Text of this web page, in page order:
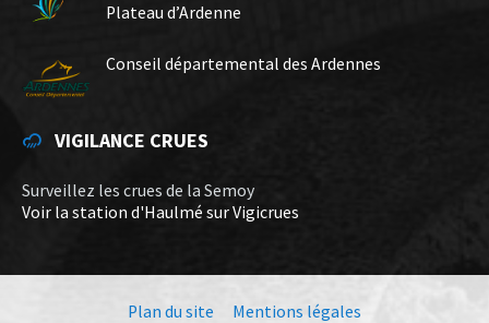
Plateau d’Ardenne
Conseil départemental des Ardennes
VIGILANCE CRUES
Surveillez les crues de la Semoy
Voir la station d'Haulmé sur Vigicrues
Plan du site Mentions légales